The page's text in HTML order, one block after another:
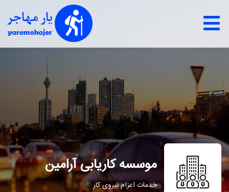
موسسه کاریابی آراﻣﯿﻦ
خدمات اعزام نيروی كار